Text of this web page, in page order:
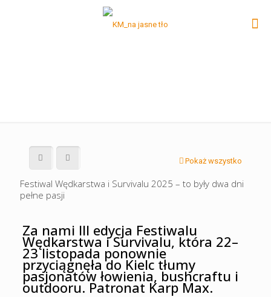
Pokaż wszystko
Festiwal Wędkarstwa i Survivalu 2025 – to były dwa dni
pełne pasji
Za nami III edycja Festiwalu
Wędkarstwa i Survivalu, która 22–
23 listopada ponownie
przyciągnęła do Kielc tłumy
pasjonatów łowienia, bushcraftu i
outdooru. Patronat Karp Max.